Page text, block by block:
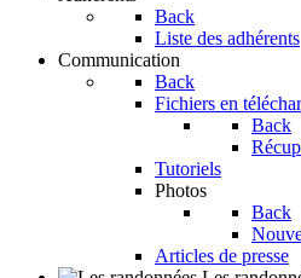
Back
Liste des adhérents
Communication
Back
Fichiers en
Back
Tutoriels
Photos
Back
Articles de presse